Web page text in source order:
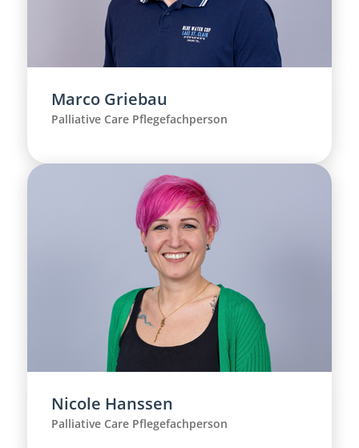
Marco Griebau
Palliative Care Pflegefachperson
Nicole Hanssen
Palliative Care Pflegefachperson